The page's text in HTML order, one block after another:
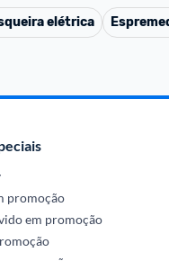
elétrica
promoção
em promoção